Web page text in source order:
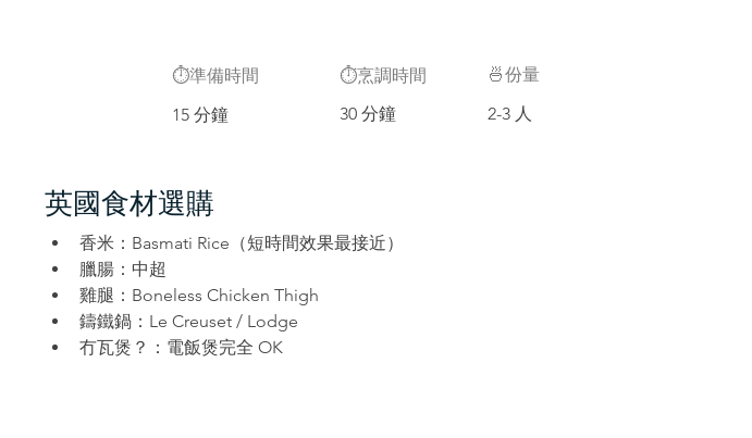
​⏱️準備時間
15 分鐘
⏱️烹調時間
30 分鐘
🍜份量
2-3 人
英國食材選購
香米：Basmati Rice（短時間效果最接近）
臘腸：中超
雞腿：Boneless Chicken Thigh
鑄鐵鍋：Le Creuset / Lodge
冇瓦煲？：電飯煲完全 OK